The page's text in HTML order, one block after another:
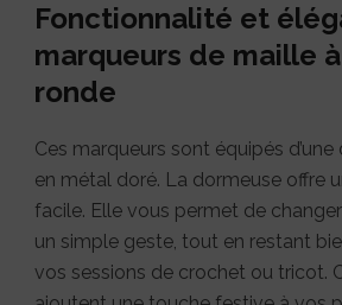
Fonctionnalité et
marqueurs de maille
ronde
Ces marqueurs sont équipés
en métal doré. La dormeuse offre
facile. Elle vous permet de
un simple geste, tout en restant
vos sessions de crochet ou tricot.